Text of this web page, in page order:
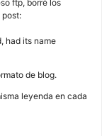
ftp, borré los
post:
had its name
de blog.
leyenda en cada